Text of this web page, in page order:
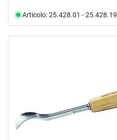
Articolo: 25.428.01 - 25.428.19